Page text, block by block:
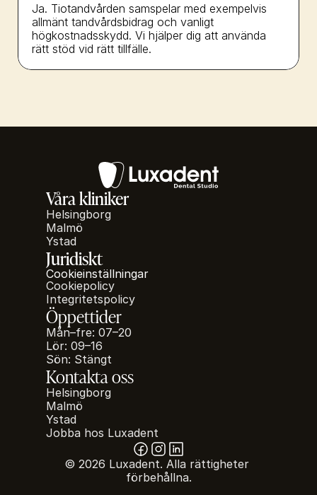
Ja. Tiotandvården samspelar med exempelvis
allmänt tandvårdsbidrag och vanligt
högkostnadsskydd. Vi hjälper dig att använda
rätt stöd vid rätt tillfälle.
Våra kliniker
Helsingborg
Malmö
Ystad
Juridiskt
Cookieinställningar
Cookiepolicy
Integritetspolicy
Öppettider
Mån–fre: 07–20
Lör: 09–16
Sön: Stängt
Kontakta oss
Helsingborg
Malmö
Ystad
Jobba hos Luxadent
© 2026 Luxadent. Alla rättigheter
förbehållna.